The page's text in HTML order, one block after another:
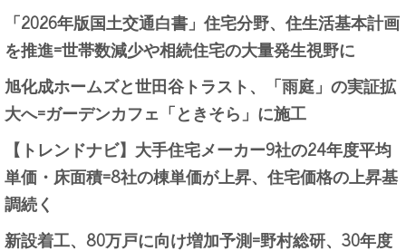
「2026年版国土交通白書」住宅分野、住生活基本計画
を推進=世帯数減少や相続住宅の大量発生視野に
旭化成ホームズと世田谷トラスト、「雨庭」の実証拡
大へ=ガーデンカフェ「ときそら」に施工
【トレンドナビ】大手住宅メーカー9社の24年度平均
単価・床面積=8社の棟単価が上昇、住宅価格の上昇基
調続く
新設着工、80万戸に向け増加予測=野村総研、30年度